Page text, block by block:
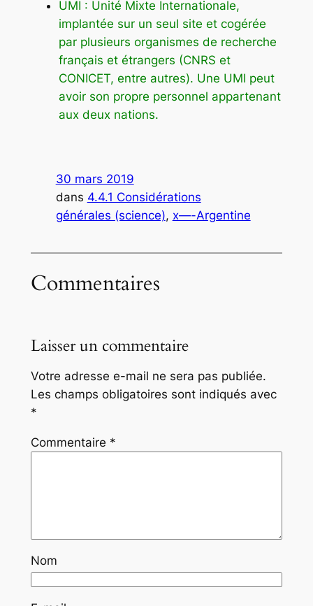
UMI : Unité Mixte Internationale,
implantée sur un seul site et cogérée
par plusieurs organismes de recherche
français et étrangers (CNRS et
CONICET, entre autres). Une UMI peut
avoir son propre personnel appartenant
aux deux nations.
30 mars 2019
dans 4.4.1 Considérations
générales (science), x—-Argentine
Commentaires
Laisser un commentaire
Votre adresse e-mail ne sera pas publiée.
Les champs obligatoires sont indiqués avec
*
Commentaire *
Nom